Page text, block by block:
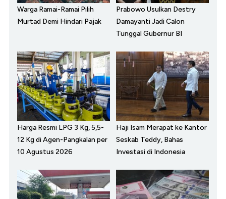
Warga Ramai-Ramai Pilih
Murtad Demi Hindari Pajak
Prabowo Usulkan Destry
Damayanti Jadi Calon
Tunggal Gubernur BI
Harga Resmi LPG 3 Kg, 5,5-
12 Kg di Agen-Pangkalan per
10 Agustus 2026
Haji Isam Merapat ke Kantor
Seskab Teddy, Bahas
Investasi di Indonesia